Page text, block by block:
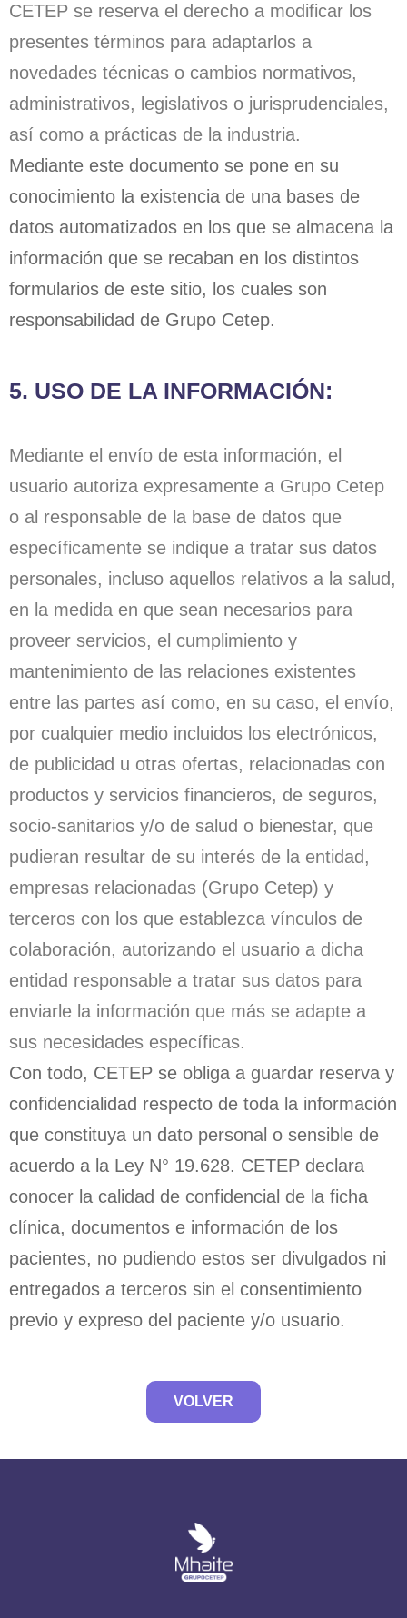
CETEP se reserva el derecho a modificar los
presentes términos para adaptarlos a
novedades técnicas o cambios normativos,
administrativos, legislativos o jurisprudenciales,
así como a prácticas de la industria.
Mediante este documento se pone en su
conocimiento la existencia de una bases de
datos automatizados en los que se almacena la
información que se recaban en los distintos
formularios de este sitio, los cuales son
responsabilidad de Grupo Cetep.
5. USO DE LA INFORMACIÓN:
Mediante el envío de esta información, el
usuario autoriza expresamente a Grupo Cetep
o al responsable de la base de datos que
específicamente se indique a tratar sus datos
personales, incluso aquellos relativos a la salud,
en la medida en que sean necesarios para
proveer servicios, el cumplimiento y
mantenimiento de las relaciones existentes
entre las partes así como, en su caso, el envío,
por cualquier medio incluidos los electrónicos,
de publicidad u otras ofertas, relacionadas con
productos y servicios financieros, de seguros,
socio-sanitarios y/o de salud o bienestar, que
pudieran resultar de su interés de la entidad,
empresas relacionadas (Grupo Cetep) y
terceros con los que establezca vínculos de
colaboración, autorizando el usuario a dicha
entidad responsable a tratar sus datos para
enviarle la información que más se adapte a
sus necesidades específicas.
Con todo, CETEP se obliga a guardar reserva y
confidencialidad respecto de toda la información
que constituya un dato personal o sensible de
acuerdo a la Ley N° 19.628. CETEP declara
conocer la calidad de confidencial de la ficha
clínica, documentos e información de los
pacientes, no pudiendo estos ser divulgados ni
entregados a terceros sin el consentimiento
previo y expreso del paciente y/o usuario.
VOLVER